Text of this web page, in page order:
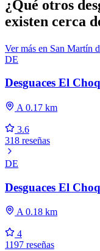
¿Qué otros
existen cerca
Ver más en San Martín
DE
Desguaces El
A 0.17 km
3.6
318 reseñas
DE
Desguaces El
A 0.18 km
4
1197 reseñas